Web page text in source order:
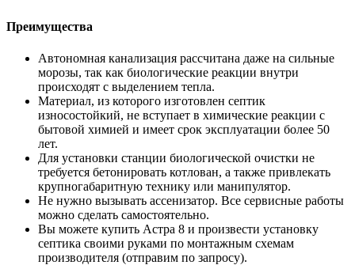
Преимущества
Автономная канализация рассчитана даже на сильные
морозы, так как биологические реакции внутри
происходят с выделением тепла.
Материал, из которого изготовлен септик
износостойкий, не вступает в химические реакции с
бытовой химией и имеет срок эксплуатации более 50
лет.
Для установки станции биологической очистки не
требуется бетонировать котлован, а также привлекать
крупногабаритную технику или манипулятор.
Не нужно вызывать ассенизатор. Все сервисные работы
можно сделать самостоятельно.
Вы можете купить Астра 8 и произвести установку
септика своими руками по монтажным схемам
производителя (отправим по запросу).